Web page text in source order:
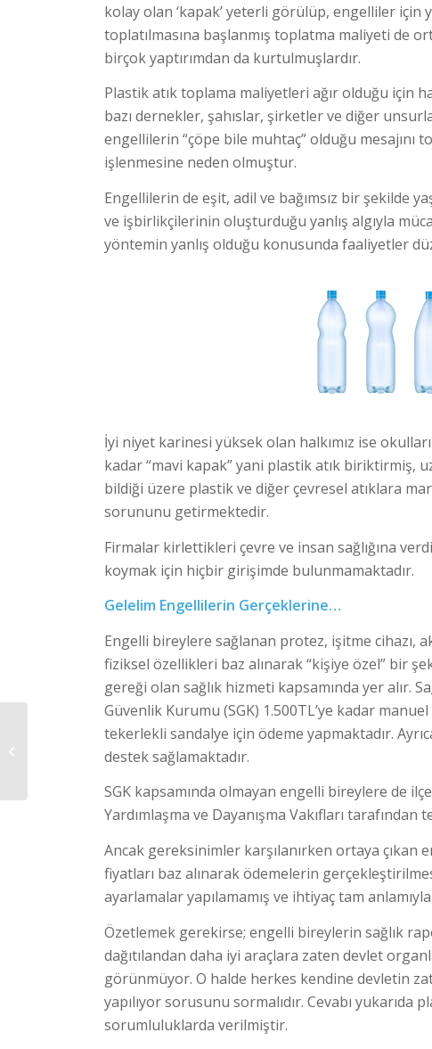
kolay olan ‘kapak’ yeterli görülüp, engelliler için
toplatılmasına başlanmış toplatma maliyeti de
birçok yaptırımdan da kurtulmuşlardır.
Plastik atık toplama maliyetleri ağır olduğu için
bazı dernekler, şahıslar, şirketler ve diğer
engellilerin “çöpe bile muhtaç” olduğu mesajını
işlenmesine neden olmuştur.
Engellilerin de eşit, adil ve bağımsız bir şekilde
ve işbirlikçilerinin oluşturduğu yanlış algıyla
yöntemin yanlış olduğu konusunda faaliyetler
İyi niyet karinesi yüksek olan halkımız ise
kadar “mavi kapak” yani plastik atık biriktirmiş,
bildiği üzere plastik ve diğer çevresel atıklara
sorununu getirmektedir.
Firmalar kirlettikleri çevre ve insan sağlığına
koymak için hiçbir girişimde bulunmamaktadır.
Gelelim Engellilerin Gerçeklerine…
Engelli bireylere sağlanan protez, işitme cihazı,
fiziksel özellikleri baz alınarak “kişiye özel” bir
gereği olan sağlık hizmeti kapsamında yer alır.
Güvenlik Kurumu (SGK) 1.500TL’ye kadar
tekerlekli sandalye için ödeme yapmaktadır.
destek sağlamaktadır.
SGK kapsamında olmayan engelli bireylere de
Yardımlaşma ve Dayanışma Vakıfları
Ancak gereksinimler karşılanırken ortaya çıkan
fiyatları baz alınarak ödemelerin
ayarlamalar yapılamamış ve ihtiyaç tam
Özetlemek gerekirse; engelli bireylerin sağlık
dağıtılandan daha iyi araçlara zaten devlet
görünmüyor. O halde herkes kendine devletin
yapılıyor sorusunu sormalıdır. Cevabı
sorumluluklarda verilmiştir.
PANDEMİ ENGELLİ
BİREYLERİ NASIL